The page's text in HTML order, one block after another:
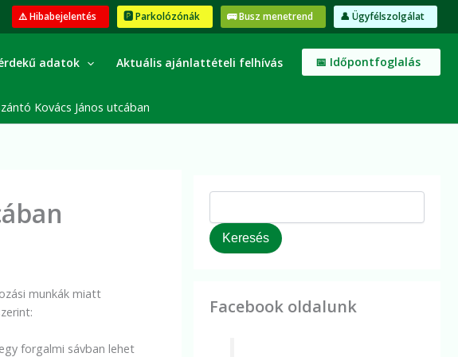
⚠️ Hibabejelentés 🅿️ Parkolózónák 🚌 Busz menetrend 👤 Ügyfélszolgálat
adatok Aktuális ajánlattételi felhívás 📅 Időpontfoglalás
Kovács János utcában
munkák miatt
forgalmi sávban lehet
K
s
Keresés
Facebook oldalunk